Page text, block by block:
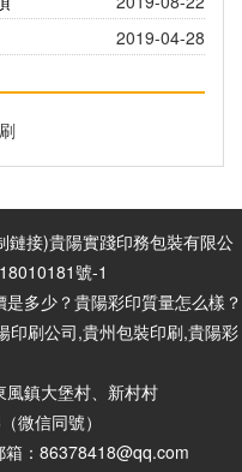
2019-04-28
鏈接)貴陽實踐印務包裝有限公
號-1
？貴陽彩印質量怎么樣？
印刷公司,貴州包裝印刷,貴陽彩
大堡村、新村村
微信同號）
： 86378418@qq.com